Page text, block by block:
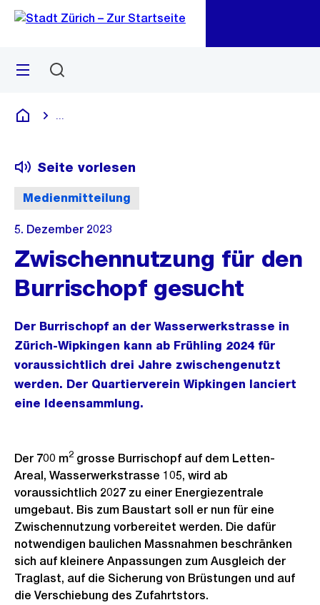
Navigation
Sprunglink
Menü
Deutsch
Medienmitteilung
Seite vorlesen
5. Dezember 2023
Zwischennutzung für den
Burrischopf gesucht
Der Burrischopf an der Wasserwerkstrasse in
Zürich-Wipkingen kann ab Frühling 2024 für
voraussichtlich drei Jahre zwischengenutzt
werden. Der Quartierverein Wipkingen lanciert
eine Ideensammlung.
Der 700 m2 grosse Burrischopf auf dem Letten-
Areal, Wasserwerkstrasse 105, wird ab
voraussichtlich 2027 zu einer Energiezentrale
umgebaut. Bis zum Baustart soll er nun für eine
Zwischennutzung vorbereitet werden. Die dafür
notwendigen baulichen Massnahmen beschränken
sich auf kleinere Anpassungen zum Ausgleich der
Traglast, auf die Sicherung von Brüstungen und auf
die Verschiebung des Zufahrtstors.